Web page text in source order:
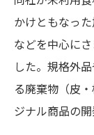
かけともなっ
などを中心に
した。規格外
る廃棄物（皮
ジナル商品の開